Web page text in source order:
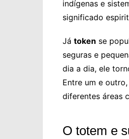
indígenas e
significado
Já token se
seguras e
dia a dia, ele
Entre um e
diferentes áreas
O totem e